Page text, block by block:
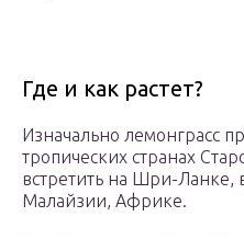
Где и как растет?
Изначально лемонграсс
тропических странах
встретить на Шри-Ланке,
Малайзии, Африке.